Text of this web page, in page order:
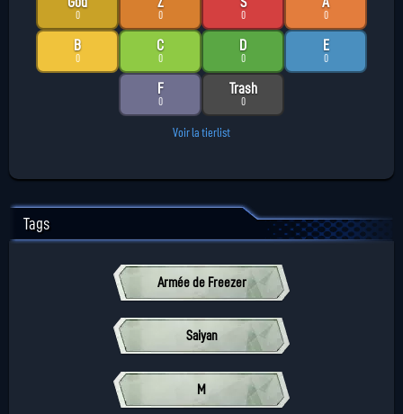
0 0 0 0
B
0
C
0
D
0
E
0
F
0
Trash
0
Voir la tierlist
Tags
Armée de Freezer
Saiyan
M